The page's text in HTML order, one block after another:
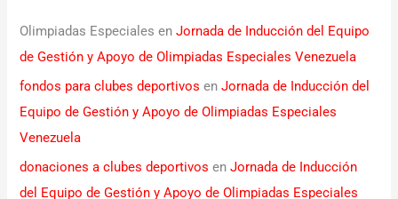
Olimpiadas Especiales enJornada de Inducción del Equipo
de Gestión y Apoyo de Olimpiadas Especiales Venezuela
fondos para clubes deportivos enJornada de Inducción del
Equipo de Gestión y Apoyo de Olimpiadas Especiales
Venezuela
donaciones a clubes deportivos enJornada de Inducción
del Equipo de Gestión y Apoyo de Olimpiadas Especiales